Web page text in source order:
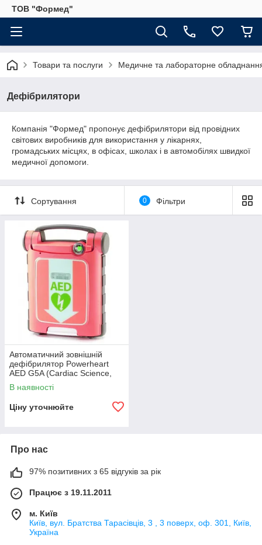
ТОВ "Формед"
Товари та послуги Медичне та лабораторне
Дефібрилятори
Компанія "Формед" пропонує дефібрилятори від провідних
світових виробників для використання у лікарнях,
громадських місцях, в офісах, школах і в автомобілях швидкої
медичної допомоги.
Сортування 0 Фільтри
Автоматичний зовнішній
дефібрилятор Powerheart
AED G5A (Cardiac Science,
США)
В наявності
Ціну уточнюйте
Про нас
97% позитивних з 65 відгуків за рік
Працює з 19.11.2011
м. Київ
Київ, вул. Братства Тарасівців, 3 , 3 поверх, оф. 301, Київ,
Україна